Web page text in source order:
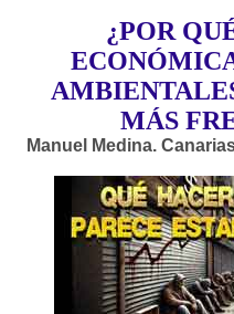
¿POR
MÁS
Manuel Medina.